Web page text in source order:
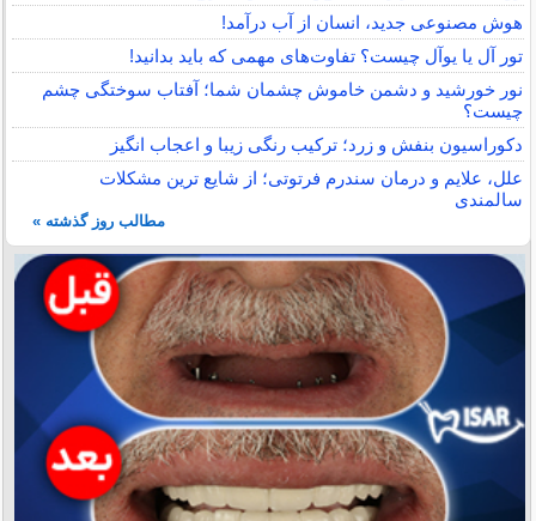
هوش مصنوعی جدید، انسان از آب درآمد!
تور آل یا یوآل چیست؟ تفاوت‌های مهمی که باید بدانید!
نور خورشید و دشمن خاموش چشمان شما؛ آفتاب سوختگی چشم
چیست؟
دکوراسیون بنفش و زرد؛ ترکیب رنگی زیبا و اعجاب انگیز
علل، علایم و درمان سندرم فرتوتی؛ از شایع ترین مشکلات
سالمندی
مطالب روز گذشته »